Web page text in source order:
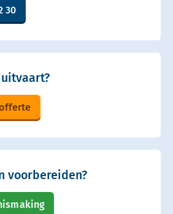
30
voorbereiden?